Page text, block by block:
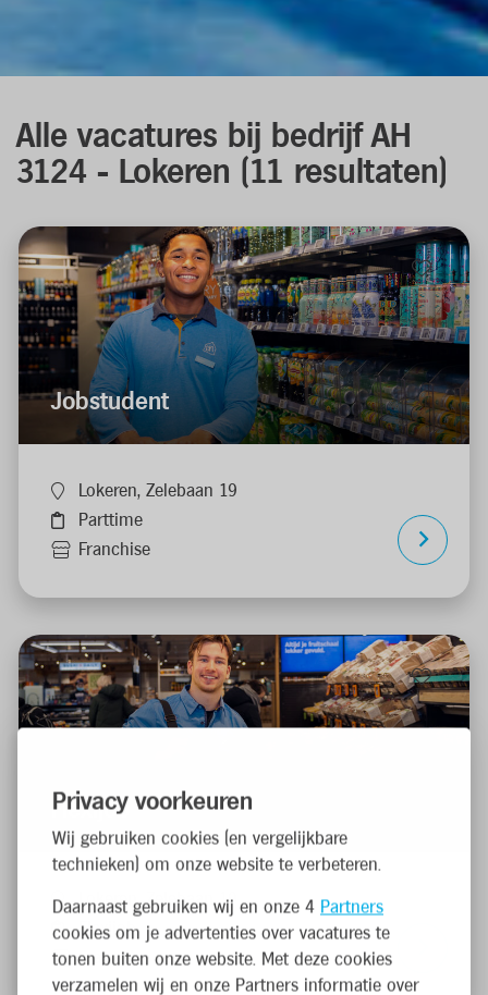
Privacy voorkeuren
Wij gebruiken cookies (en vergelijkbare
technieken) om onze website te verbeteren.
Daarnaast gebruiken wij en onze 4 Partners
cookies om je advertenties over vacatures te
tonen buiten onze website. Met deze cookies
verzamelen wij en onze Partners informatie over
Alle vacatures bij bedrijf AH
3124 - Lokeren
11 resultaten
Jobstudent
Lokeren, Zelebaan 19
Parttime
Franchise
Flexijob
Lokeren, Zelebaan 19
Flexijob
Franchise